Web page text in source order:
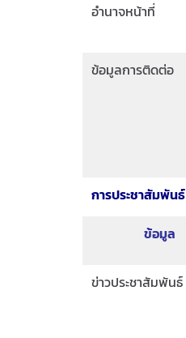
อำนาจหน้าที่
ข้อมูลการติดต่อ
การประชาสัมพันธ์
ข้อมูล
ข่าวประชาสัมพันธ์